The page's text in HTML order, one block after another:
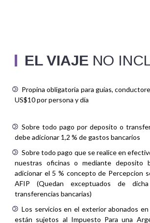
EL VIAJE NO
Propina obligatoria para guías,
US$10 por persona y día
Sobre todo pago por deposito o
debe adicionar 1,2 % de gastos bancarios
Sobre todo pago que se realice en
nuestras oficinas o mediante deposito
adicionar el 5 % concepto de Percepcion
AFIP (Quedan exceptuados de
transferencias bancarias)
Los servicios en el exterior abonados
están sujetos al Impuesto Para una